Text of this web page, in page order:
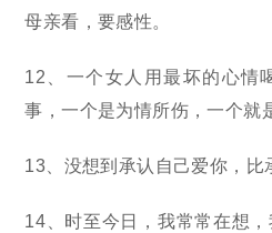
母亲看，要感性。
12、一个女人用最坏的心情
事，一个是为情所伤，一个就
13、没想到承认自己爱你，比
14、时至今日，我常常在想